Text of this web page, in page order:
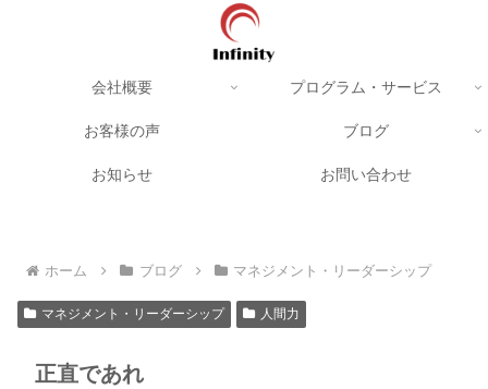
会社概要 プログラム・サービス
お客様の声 ブログ
お知らせ お問い合わせ
ホーム ブログ マネジメント・リーダーシップ
マネジメント・リーダーシップ 人間力
正直であれ